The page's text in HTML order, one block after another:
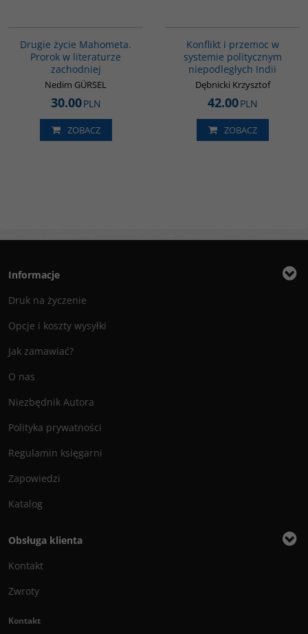
Drugie życie Mahometa.
Prorok w literaturze
zachodniej
Nedim GÜRSEL
30.00PLN
ZOBACZ
Konflikt i przemoc w
systemie politycznym
niepodległych Indii
Dębnicki Krzysztof
42.00PLN
ZOBACZ
Informacje
Druk na życzenie
Opcje i koszty wysyłki
Jak zamawiać?
O nas
Niezbędnik Autora
Polityka prywatności
Regulamin księgarni
Zapowiedzi
Katalog
Obsługa klienta
Kontakt
Zwroty
Kontakt